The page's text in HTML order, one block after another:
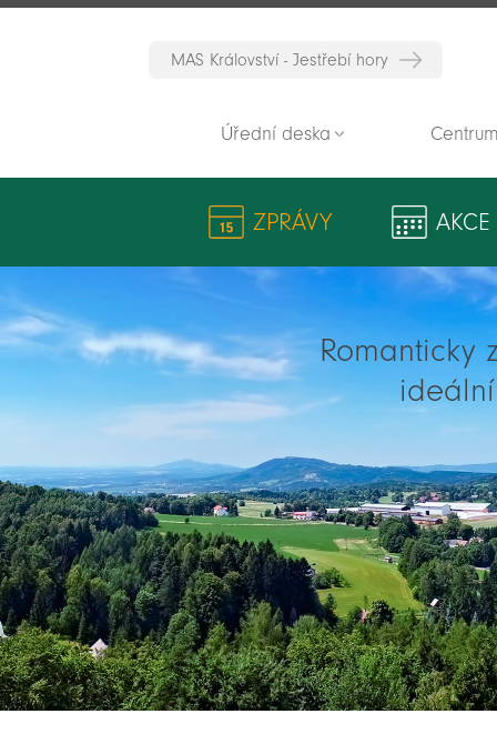
MAS Království - Jestřebí hory
Úřední deska
ZPRÁVY AKCE
Romanticky